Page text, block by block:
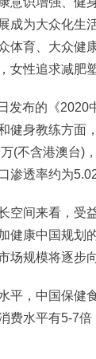
成为大众化生
体育、大众健
女性追求减肥塑
发布的《2020
健身教练方面
(不含港澳台)
渗透率约为
空间来看，受
健康中国规划
场规模将逐步
平，中国保健
费水平有5-7